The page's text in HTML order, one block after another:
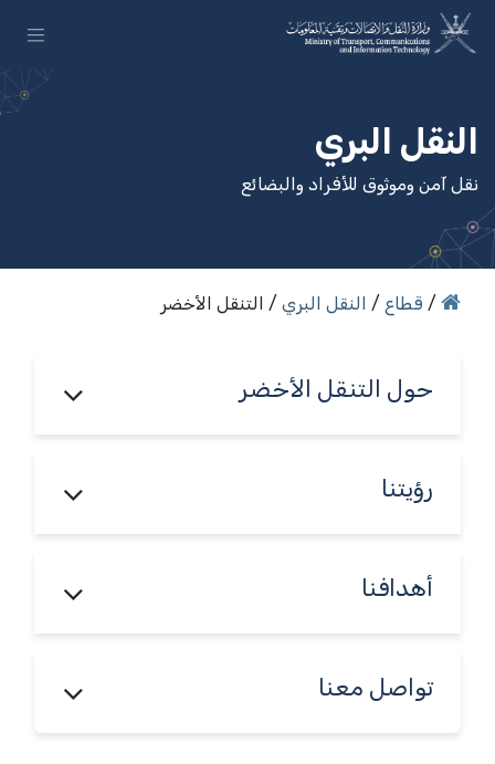
تخطي للذهاب إلى المحتوى
النقل البري
نقل آمن وموثوق للأفراد والبضائع
/ قطاع / النقل البري / التنقل الأخضر
حول التنقل الأخضر
رؤيتنا
أهدافنا
تواصل معنا